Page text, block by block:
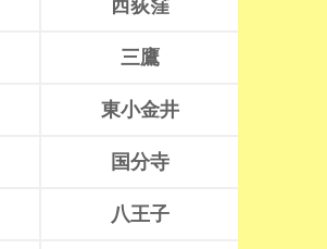
三鷹
東小金井
国分寺
八王子